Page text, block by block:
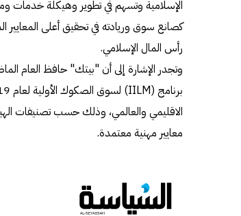
الإسلامية وتسهم في تطوير وهيكلة خدمات
كصانع سوق وريادته في تحقيق أعلى المعايير
رأس المال الإسلامي.
وتجدر الإشارة إلى أن "بيتك" حافظ العام
معايير مهنية معتمدة.